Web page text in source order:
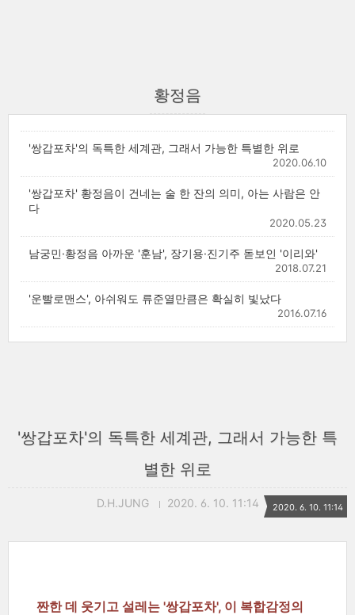
황정음
'쌍갑포차'의 독특한 세계관, 그래서 가능한 특별한 위로
2020.06.10
'쌍갑포차' 황정음이 건네는 술 한 잔의 의미, 아는 사람은 안
다
2020.05.23
남궁민·황정음 아까운 '훈남', 장기용·진기주 돋보인 '이리와'
2018.07.21
'운빨로맨스', 아쉬워도 류준열만큼은 확실히 빛났다
2016.07.16
'쌍갑포차'의 독특한 세계관, 그래서 가능한 특
별한 위로
D.H.JUNG 2020. 6. 10. 11:14 2020. 6. 10. 11:14
짠한 데 웃기고 설레는 '쌍갑포차', 이 복합감정의